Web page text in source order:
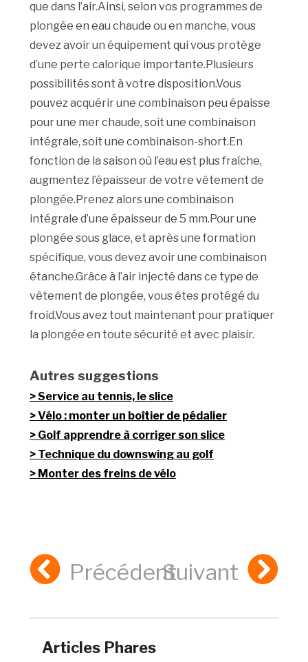
que dans l’air.Ainsi, selon vos programmes de
plongée en eau chaude ou en manche, vous
devez avoir un équipement qui vous protège
d’une perte calorique importante.Plusieurs
possibilités sont à votre disposition.Vous
pouvez acquérir une combinaison peu épaisse
pour une mer chaude, soit une combinaison
intégrale, soit une combinaison-short.En
fonction de la saison où l’eau est plus fraîche,
augmentez l’épaisseur de votre vêtement de
plongée.Prenez alors une combinaison
intégrale d’une épaisseur de 5 mm.Pour une
plongée sous glace, et après une formation
spécifique, vous devez avoir une combinaison
étanche.Grâce à l’air injecté dans ce type de
vêtement de plongée, vous êtes protégé du
froid.Vous avez tout maintenant pour pratiquer
la plongée en toute sécurité et avec plaisir.
Autres suggestions
Service au tennis, le slice
Vélo : monter un boîtier de pédalier
Golf apprendre à corriger son slice
Technique du downswing au golf
Monter des freins de vélo
PrécédentSuivant
Articles Phares